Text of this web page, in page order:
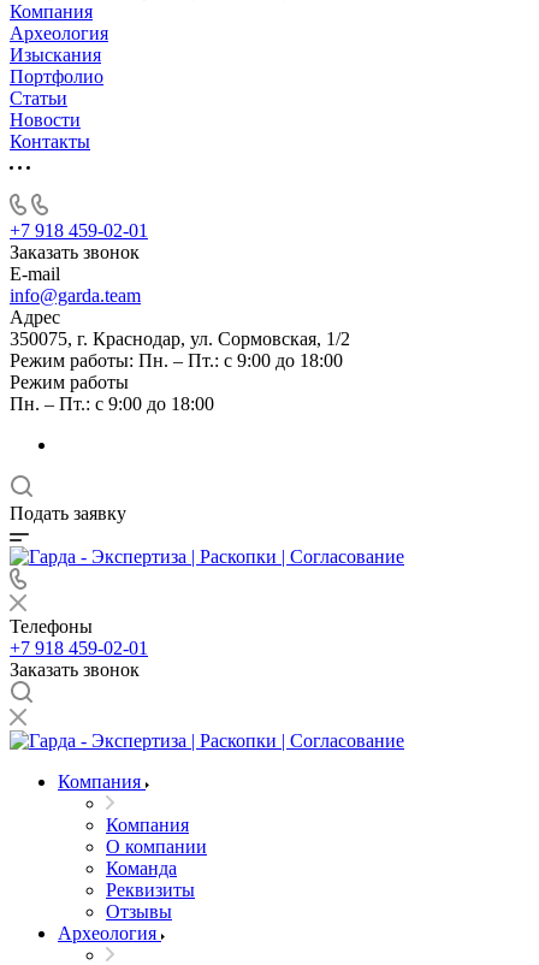
Компания
Археология
Изыскания
Портфолио
Статьи
Новости
Контакты
+7 918 459-02-01
Заказать звонок
E-mail
info@garda.team
Адрес
350075, г. Краснодар, ул. Сормовская, 1/2
Режим работы: Пн. – Пт.: с 9:00 до 18:00
Режим работы
Пн. – Пт.: с 9:00 до 18:00
Подать заявку
Телефоны
+7 918 459-02-01
Заказать звонок
Компания
Компания
О компании
Команда
Реквизиты
Отзывы
Археология